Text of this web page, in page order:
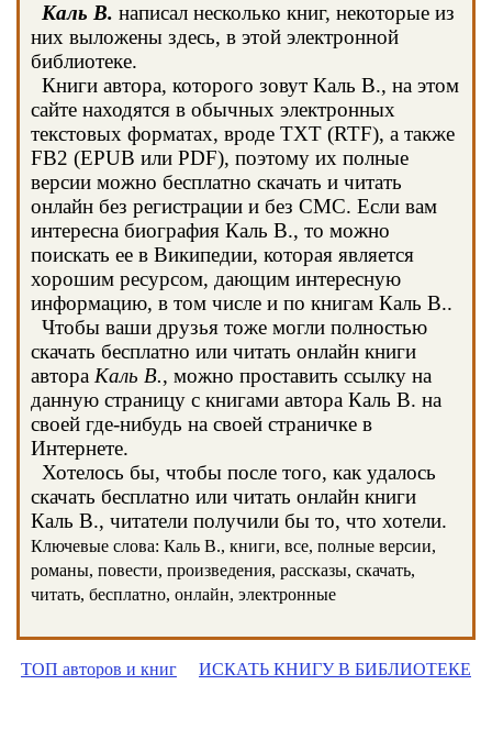
Каль В. написал несколько книг, некоторые из
них выложены здесь, в этой электронной
библиотеке.
Книги автора, которого зовут Каль В., на этом
сайте находятся в обычных электронных
текстовых форматах, вроде TXT (RTF), а также
FB2 (EPUB или PDF), поэтому их полные
версии можно бесплатно скачать и читать
онлайн без регистрации и без СМС. Если вам
интересна биография Каль В., то можно
поискать ее в Википедии, которая является
хорошим ресурсом, дающим интересную
информацию, в том числе и по книгам Каль В..
Чтобы ваши друзья тоже могли полностью
скачать бесплатно или читать онлайн книги
автора Каль В., можно проставить ссылку на
данную страницу с книгами автора Каль В. на
своей где-нибудь на своей страничке в
Интернете.
Хотелось бы, чтобы после того, как удалось
скачать бесплатно или читать онлайн книги
Каль В., читатели получили бы то, что хотели.
Ключевые слова: Каль В., книги, все, полные версии,
романы, повести, произведения, рассказы, скачать,
читать, бесплатно, онлайн, электронные
ТОП авторов и книг ИСКАТЬ КНИГУ В БИБЛИОТЕКЕ